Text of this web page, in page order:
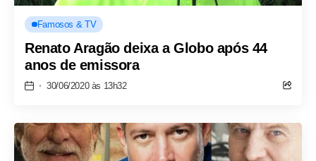
Famosos & TV
Renato Aragão deixa a Globo após 44
anos de emissora
30/06/2020 às 13h32